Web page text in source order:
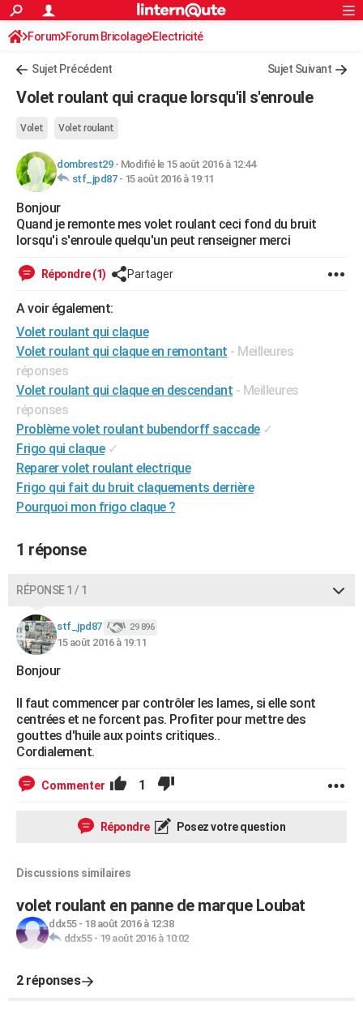
ACTUALITÉS
Politique
Société
Faits Divers
Education
Monde
Villes
+
AUTO
Essais
Réserver un essai
Citadines
Berlines
SUV
Forum auto
+HIGH-TECH
Mobiles
Meilleur smartphone
Internet
Ordinateurs
Jeux vidéo
Guide high-tech
+BRICOLAGE
Forum
Aménagement intérieur
Extérieur
Cuisine
Salle de bains
Jardinage
Rangement
WEEK-END
Guides de France
Escapades
Patrimoine
Expositions
Musées
Week-end nature
LIFESTYLE
Art de vivre
Bien-être
Loisirs
Mode
Modes de vie
SANTE
Alimentation
Guide de la santé
Maladies
Médicaments
Sommeil
VOYAGE
Destinations
City break
Voyage nature
Voyage de noces
Forum
Climat
+PHOTO
GUIDES D'ACHAT
BONS PLANS
CARTE DE VOEUX
Carte de Noël
Carte Bonne année
Carte Saint-Valentin
Carte Pâques
Carte d'anniversaire
DICTIONNAIRE
Dictionnaire
Biographies
Citations
Expressions
Proverbes
PROGRAMME TV
AVIS DE DÉCÈS
FORUM
Bricolage
Lifestyle
Culture
Sport
Auto
Television
Voyage
Cinema
S'inscrire
Connexion
Forum Forum Bricolage Electricité
Sujet Précédent Sujet Suivant
Volet roulant qui craque lorsqu'il s'enroule
Volet Volet roulant
dombrest29- Modifié le 15 août 2016 à 12:44
stf_jpd87- 15 août 2016 à 19:11
Bonjour
Quand je remonte mes volet roulant ceci fond du bruit
lorsqu'i s'enroule quelqu'un peut renseigner merci
Répondre (1) Partager
A voir également:
Volet roulant qui claque
Volet roulant qui claque en remontant - Meilleures
réponses
Volet roulant qui claque en descendant - Meilleures
réponses
Problème volet roulant bubendorff saccade ✓
Frigo qui claque ✓
Reparer volet roulant electrique
Frigo qui fait du bruit claquements derrière
Pourquoi mon frigo claque ?
1 réponse
RÉPONSE 1 / 1
stf_jpd87 29 896
15 août 2016 à 19:11
Bonjour
Il faut commencer par contrôler les lames, si elle sont
centrées et ne forcent pas. Profiter pour mettre des
gouttes d'huile aux points critiques..
Cordialement.
Commenter 1
Répondre Posez votre question
Discussions similaires
volet roulant en panne de marque Loubat
ddx55- 18 août 2016 à 12:38
ddx55- 19 août 2016 à 10:02
2 réponses